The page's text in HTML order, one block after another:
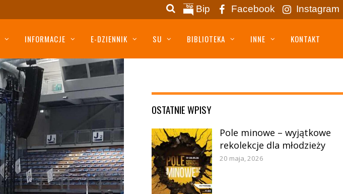
Bip Facebook Instagram
INFORMACJE E-DZIENNIK SU BIBLIOTEKA INNE KONTAKT
OSTATNIE WPISY
Pole minowe – wyjątkowe
rekolekcje dla młodzieży
20 maja, 2026